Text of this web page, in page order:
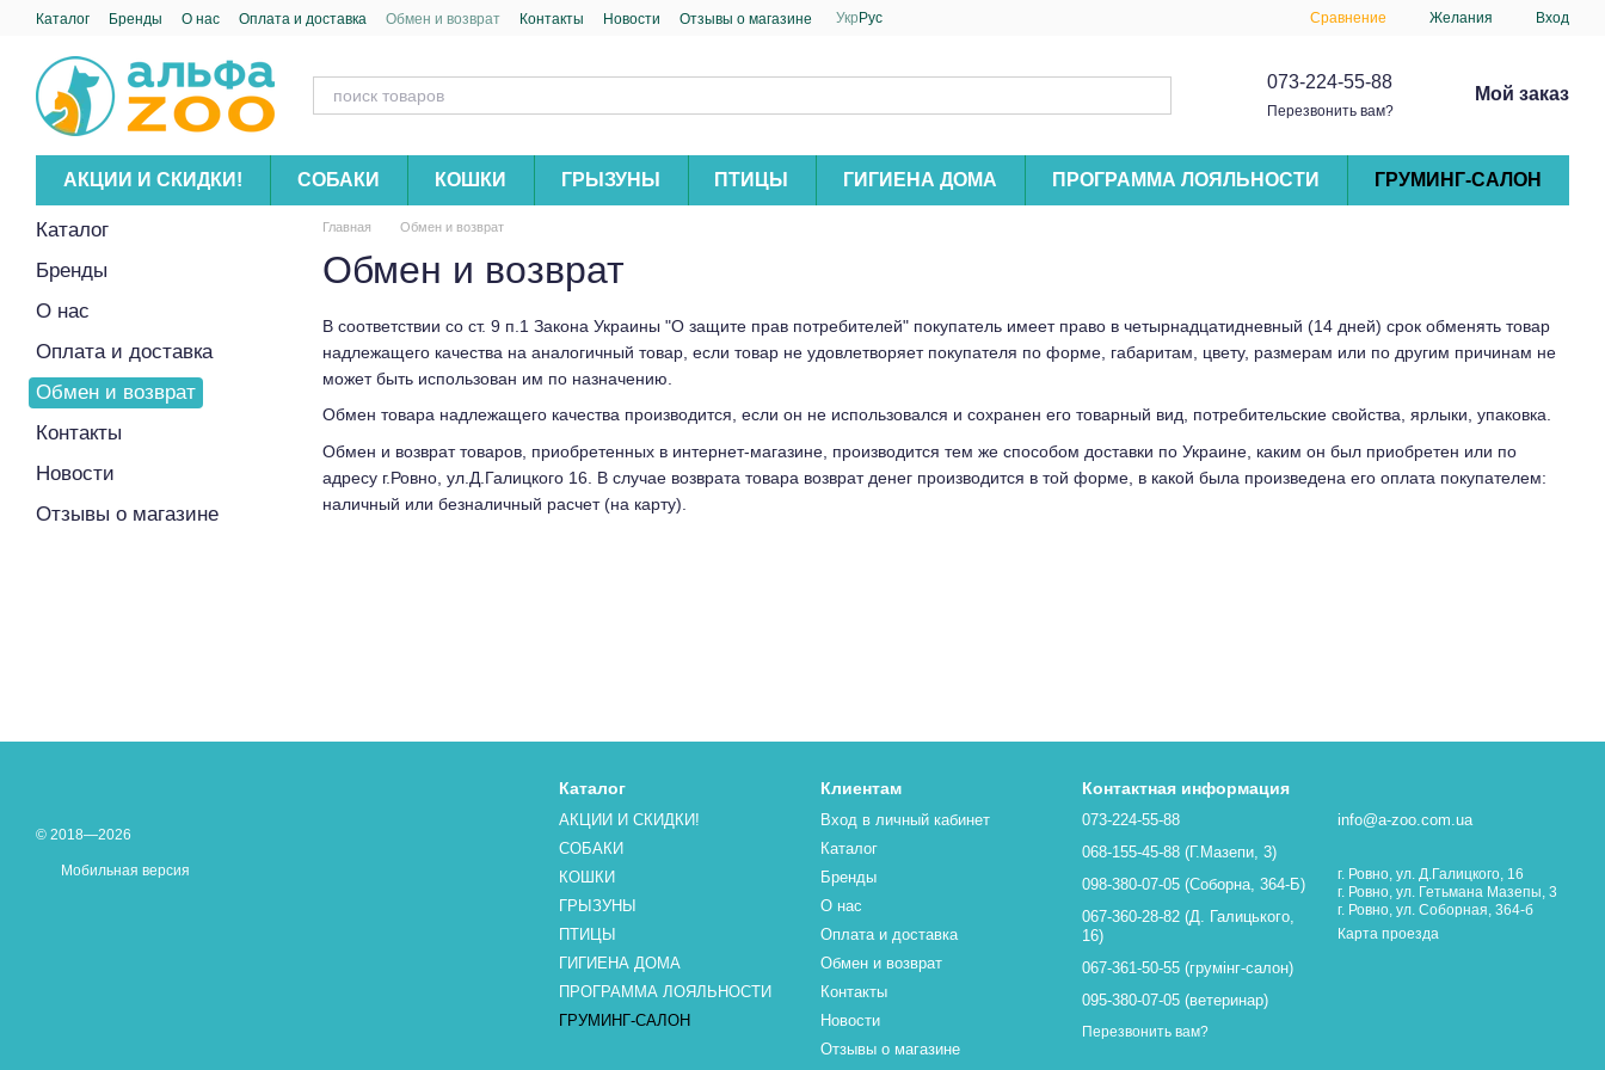
Перейти к основному контенту
Каталог Бренды О нас Оплата и доставка Обмен и возврат Контакты Новости Отзывы о магазине Укр Рус Сравнение Желания Вход
073-224-55-88
Перезвонить вам?
Мой заказ
АКЦИИ И СКИДКИ! СОБАКИ КОШКИ ГРЫЗУНЫ ПТИЦЫ ГИГИЕНА ДОМА ПРОГРАММА ЛОЯЛЬНОСТИ ГРУМИНГ-САЛОН
Главная Обмен и возврат
Обмен и возврат
В соответствии со ст. 9 п.1 Закона Украины "О защите прав потребителей" покупатель имеет право в четырнадцатидневный (14 дней) срок обменять товар
надлежащего качества на аналогичный товар, если товар не удовлетворяет покупателя по форме, габаритам, цвету, размерам или по другим причинам не
может быть использован им по назначению.
Обмен товара надлежащего качества производится, если он не использовался и сохранен его товарный вид, потребительские свойства, ярлыки, упаковка.
Обмен и возврат товаров, приобретенных в интернет-магазине, производится тем же способом доставки по Украине, каким он был приобретен или по
адресу г.Ровно, ул.Д.Галицкого 16. В случае возврата товара возврат денег производится в той форме, в какой была произведена его оплата покупателем:
наличный или безналичный расчет (на карту).
Каталог
Бренды
О нас
Оплата и доставка
Обмен и возврат
Контакты
Новости
Отзывы о магазине
© 2018—2026
Мобильная версия
Каталог
АКЦИИ И СКИДКИ!
СОБАКИ
КОШКИ
ГРЫЗУНЫ
ПТИЦЫ
ГИГИЕНА ДОМА
ПРОГРАММА ЛОЯЛЬНОСТИ
ГРУМИНГ-САЛОН
Клиентам
Вход в личный кабинет
Каталог
Бренды
О нас
Оплата и доставка
Обмен и возврат
Контакты
Новости
Отзывы о магазине
Контактная информация
073-224-55-88
068-155-45-88 (Г.Мазепи, 3)
098-380-07-05 (Соборна, 364-Б)
067-360-28-82 (Д. Галицького,
16)
067-361-50-55 (грумінг-салон)
095-380-07-05 (ветеринар)
Перезвонить вам?
info@a-zoo.com.ua
г. Ровно, ул. Д.Галицкого, 16
г. Ровно, ул. Гетьмана Мазепы, 3
г. Ровно, ул. Соборная, 364-б
Карта проезда